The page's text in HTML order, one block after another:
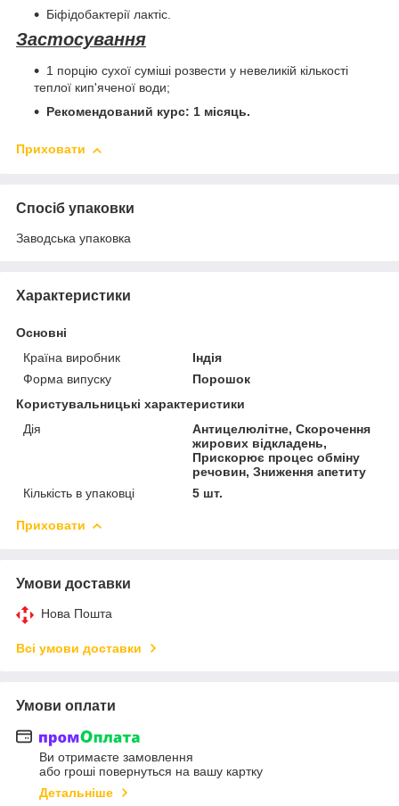
Біфідобактерії лактіс.
Застосування
1 порцію сухої суміші розвести у невеликій кількості
теплої кип'яченої води;
Рекомендований курс: 1 місяць.
Приховати
Спосіб упаковки
Заводська упаковка
Характеристики
Основні
Країна виробник
Індія
Форма випуску
Порошок
Користувальницькі характеристики
Дія
Антицелюлітне, Скорочення
жирових відкладень,
Прискорює процес обміну
речовин, Зниження апетиту
Кількість в упаковці
5 шт.
Приховати
Умови доставки
Нова Пошта
Всі умови доставки
Умови оплати
Ви отримаєте замовлення
або гроші повернуться на вашу картку
Детальніше